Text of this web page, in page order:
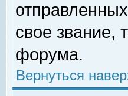
свое звание,
форума.
Вернуться